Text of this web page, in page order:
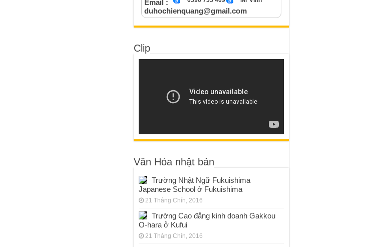
Email :
duhochienquang@gmail.com
Clip
Văn Hóa nhật bản
Trường Nhật Ngữ Fukuishima
Japanese School ở Fukuishima
21 Tháng Chín, 2016
Trường Cao đẳng kinh doanh Gakkou
O-hara ở Kufui
21 Tháng Chín, 2016